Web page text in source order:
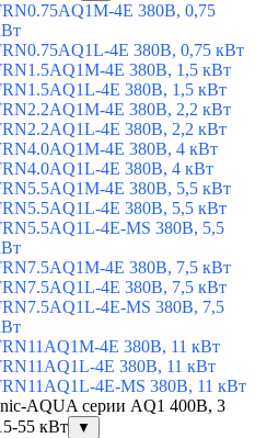
4E 380В, 0,75
4E 380В, 0,75 кВт
4E 380В, 1,5 кВт
4E 380В, 1,5 кВт
4E 380В, 2,2 кВт
4E 380В, 2,2 кВт
4E 380В, 4 кВт
4E 380В, 4 кВт
4E 380В, 5,5 кВт
4E 380В, 5,5 кВт
4E-MS 380В, 5,5
4E 380В, 7,5 кВт
4E 380В, 7,5 кВт
4E-MS 380В, 7,5
4E 380В, 11 кВт
4E 380В, 11 кВт
4E-MS 380В, 11 кВт
AQUA серии AQ1 400В, 3
55 кВт
▼